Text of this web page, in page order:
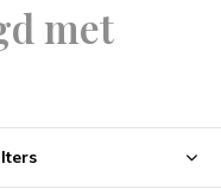
met